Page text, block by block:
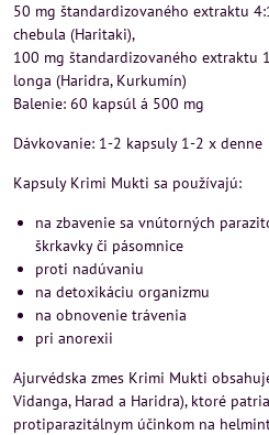
50 mg štandardizovaného extraktu
chebula (Haritaki),
100 mg štandardizovaného extraktu
longa (Haridra, Kurkumín)
Balenie: 60 kapsúl á 500 mg
Dávkovanie: 1-2 kapsuly 1-2 x denne
Kapsuly Krimi Mukti sa používajú:
na zbavenie sa vnútorných
škrkavky či pásomnice
proti nadúvaniu
na detoxikáciu organizmu
na obnovenie trávenia
pri anorexii
Ajurvédska zmes Krimi Mukti
Vidanga, Harad a Haridra), ktoré
protiparazitálnym účinkom na